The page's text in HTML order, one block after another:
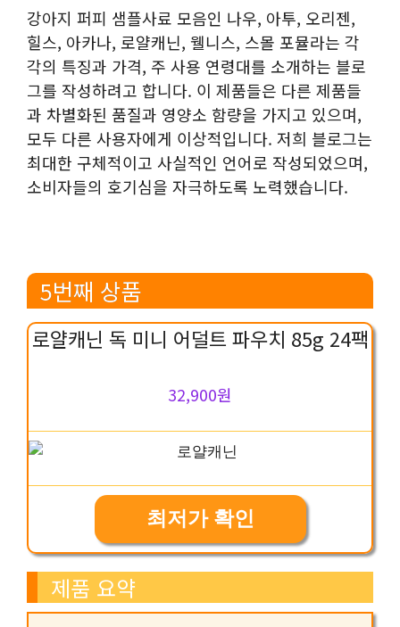
강아지 퍼피 샘플사료 모음인 나우, 아투, 오리젠,
힐스, 아카나, 로얄캐닌, 웰니스, 스몰 포뮬라는 각
각의 특징과 가격, 주 사용 연령대를 소개하는 블로
그를 작성하려고 합니다. 이 제품들은 다른 제품들
과 차별화된 품질과 영양소 함량을 가지고 있으며,
모두 다른 사용자에게 이상적입니다. 저희 블로그는
최대한 구체적이고 사실적인 언어로 작성되었으며,
소비자들의 호기심을 자극하도록 노력했습니다.
5번째 상품
로얄캐닌 독 미니 어덜트 파우치 85g 24팩
32,900원
최저가 확인
제품 요약